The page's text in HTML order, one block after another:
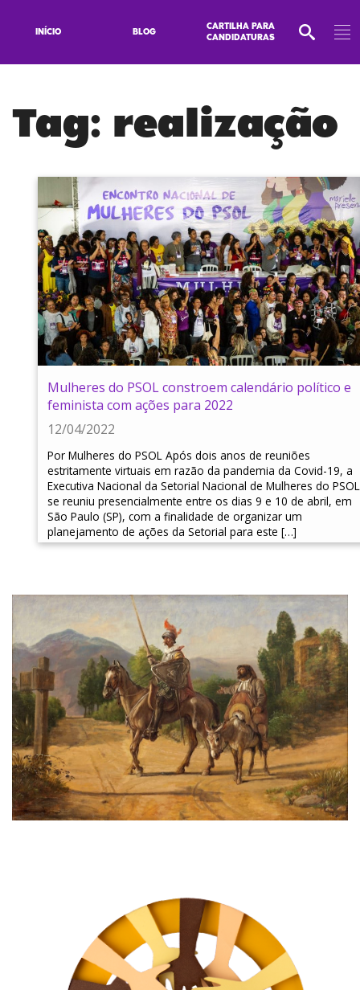
INÍCIO BLOG
CARTILHA PARA
CANDIDATURAS
Tag: realização
Mulheres do PSOL constroem calendário político e
feminista com ações para 2022
12/04/2022
Por Mulheres do PSOL Após dois anos de reuniões
estritamente virtuais em razão da pandemia da Covid-19, a
Executiva Nacional da Setorial Nacional de Mulheres do PSOL
se reuniu presencialmente entre os dias 9 e 10 de abril, em
São Paulo (SP), com a finalidade de organizar um
planejamento de ações da Setorial para este […]